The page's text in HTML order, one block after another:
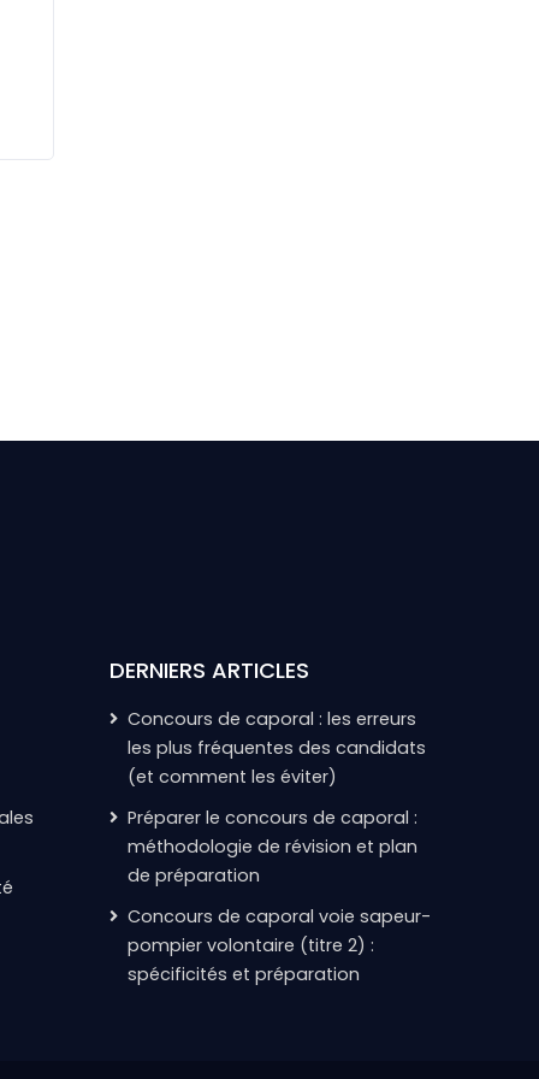
DERNIERS ARTICLES
Concours de caporal : les erreurs
les plus fréquentes des candidats
(et comment les éviter)
Préparer le concours de caporal :
méthodologie de révision et plan
de préparation
Concours de caporal voie sapeur-
pompier volontaire (titre 2) :
spécificités et préparation